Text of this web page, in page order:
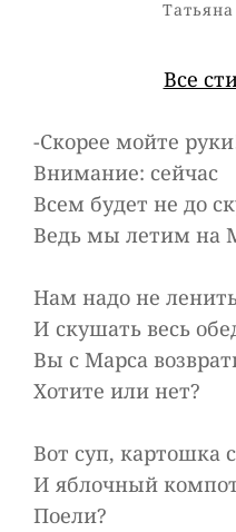
Рубрики
Все
-Скорее мойте
Внимание: сейчас
Всем будет не до
Ведь мы летим на
Нам надо не
И скушать весь
Вы с Марса
Хотите или нет?
Вот суп, картошка
И яблочный
Поели?